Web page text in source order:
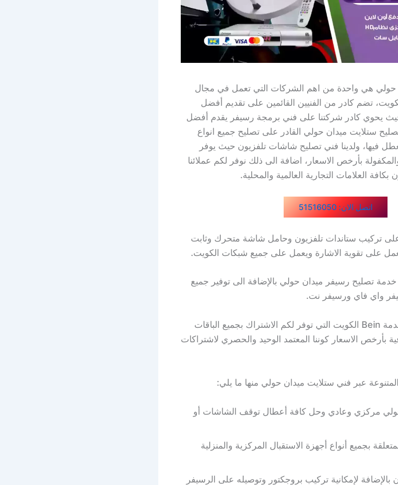
هي واحدة من اهم الشركات التي تعمل في مجال
تضم كادر من الفنيين القائمين على تقديم أفضل
حيث يحوي كادر شركتنا على فني برمجة رسيفر يقدم أفضل
ستلايت ميدان حولي القادر على تصليح جميع انواع
فيها، ولدينا فني تصليح شاشات تلفزيون حيث يوفر
بأرخص الاسعار، اضافة الى ذلك نوفر لكم عملائنا
العلامات التجارية العالمية والمحلية.
اتصل الان: 51516050
تركيب ستاندات تلفزيون وحامل شاشة متحرك وثابت
على تقوية الاشارة ويعمل على جميع شبكات الكويت.
تصليح رسيفر ميدان حولي بالإضافة الى توفير جميع
واي فاي ورسيفر نت.
لا تترددوا في الاشتراك بخدمة Bein الكويت التي توفر لكم الاشتراك بجميع الباقات
بأرخص الاسعار كوننا المعتمد الوحيد والحصري لاشتراكات
عبر فني ستلايت ميدان حولي منها ما يلي:
مركزي وعادي وحل كافة أعطال توقف الشاشات أو
بجميع أنواع أجهزة الاستقبال المركزية والمنزلية
لإمكانية تركيب بروجكتور وتوصيله على الرسيفر